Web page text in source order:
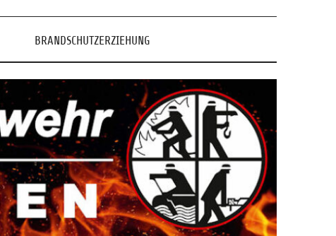
BRANDSCHUTZERZIEHUNG